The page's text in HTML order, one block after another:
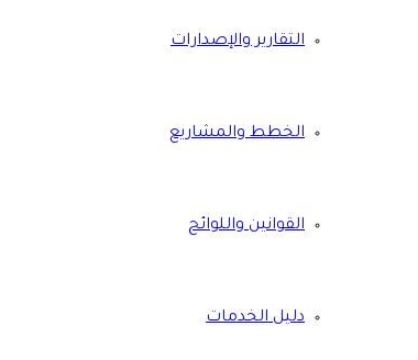
التقارير والإصدارات
الخطط والمشاريع
القوانين واللوائح
دليل الخدمات